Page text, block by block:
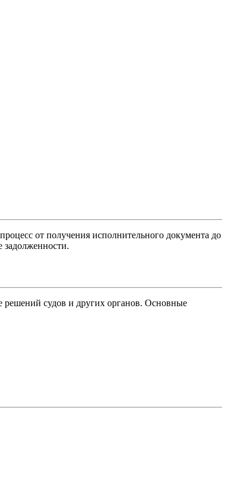
от получения исполнительного документа до
задолженности.
решений судов и других органов. Основные